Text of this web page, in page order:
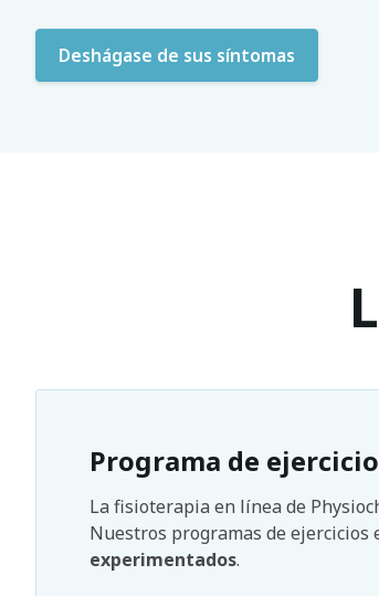
Deshágase de sus síntomas
Programa de
La fisioterapia en línea de
Nuestros programas de ejercicios
experimentados.